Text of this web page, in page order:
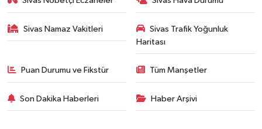
Sivas Namaz Vakitleri
Sivas Trafik Yoğunluk
Haritası
Puan Durumu ve Fikstür Tüm Manşetler
Son Dakika Haberleri Haber Arşivi